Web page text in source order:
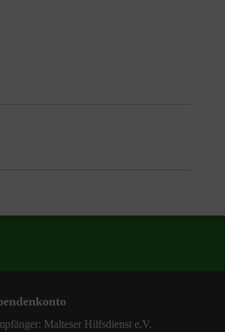
Malteser Hilfsdienst e.V.